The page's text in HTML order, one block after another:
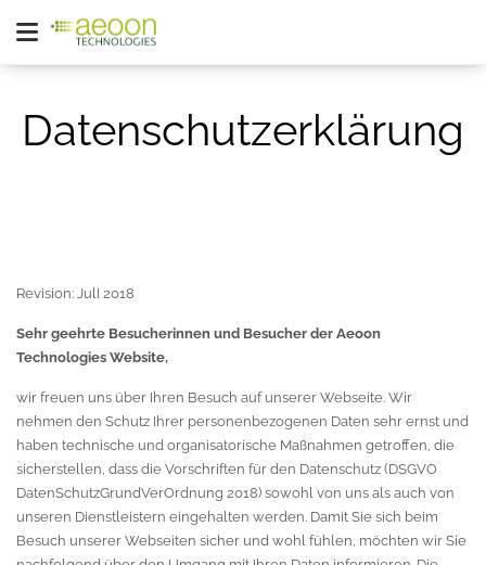
Datenschutzerklärung
Revision: JulI 2018
Sehr geehrte Besucherinnen und Besucher der Aeoon
Technologies Website,
wir freuen uns über Ihren Besuch auf unserer Webseite. Wir
nehmen den Schutz Ihrer personenbezogenen Daten sehr ernst und
haben technische und organisatorische Maßnahmen getroffen, die
sicherstellen, dass die Vorschriften für den Datenschutz (DSGVO
DatenSchutzGrundVerOrdnung 2018) sowohl von uns als auch von
unseren Dienstleistern eingehalten werden. Damit Sie sich beim
Besuch unserer Webseiten sicher und wohl fühlen, möchten wir Sie